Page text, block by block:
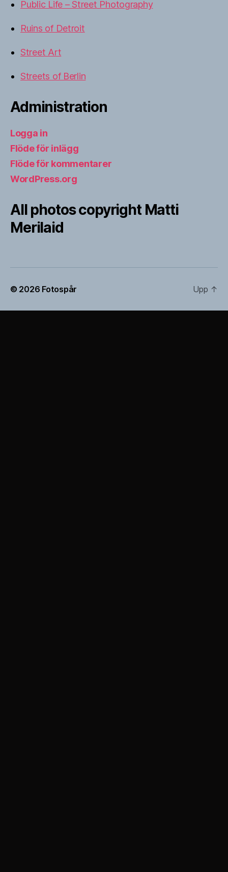
Public Life – Street Photography
Ruins of Detroit
Street Art
Streets of Berlin
Administration
Logga in
Flöde för inlägg
Flöde för kommentarer
WordPress.org
All photos copyright Matti
Merilaid
© 2026 Fotospår Upp ↑